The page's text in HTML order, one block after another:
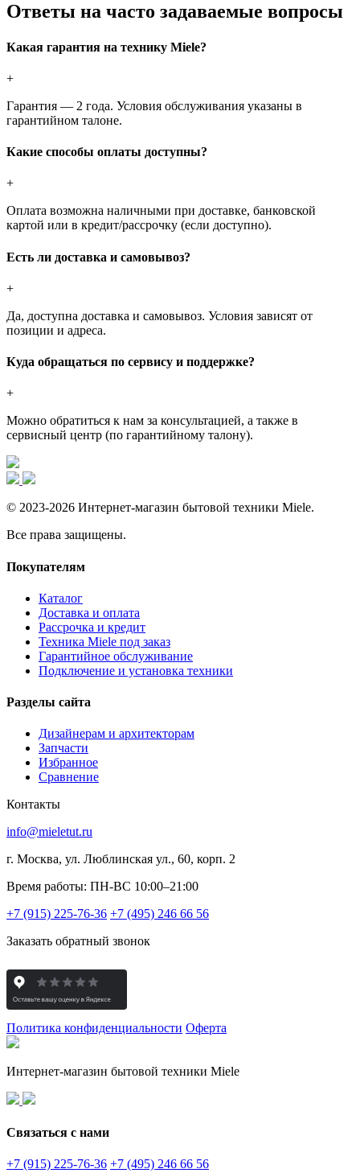
Ответы на часто задаваемые вопросы
Какая гарантия на технику Miele?
+
Гарантия — 2 года. Условия обслуживания указаны в
гарантийном талоне.
Какие способы оплаты доступны?
+
Оплата возможна наличными при доставке, банковской
картой или в кредит/рассрочку (если доступно).
Есть ли доставка и самовывоз?
+
Да, доступна доставка и самовывоз. Условия зависят от
позиции и адреса.
Куда обращаться по сервису и поддержке?
+
Можно обратиться к нам за консультацией, а также в
сервисный центр (по гарантийному талону).
© 2023-2026 Интернет-магазин бытовой техники Miele.
Все права защищены.
Покупателям
Каталог
Доставка и оплата
Рассрочка и кредит
Техника Miele под заказ
Гарантийное обслуживание
Подключение и установка техники
Разделы сайта
Дизайнерам и архитекторам
Запчасти
Избранное
Сравнение
Контакты
info@mieletut.ru
г. Москва, ул. Люблинская ул., 60, корп. 2
Время работы: ПН-ВС 10:00–21:00
+7 (915) 225-76-36 +7 (495) 246 66 56
Заказать обратный звонок
Политика конфиденциальности Оферта
Интернет-магазин бытовой техники Miele
Связаться с нами
+7 (915) 225-76-36 +7 (495) 246 66 56